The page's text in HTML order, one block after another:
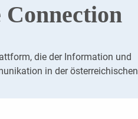
die der Information und
in der österreichischen